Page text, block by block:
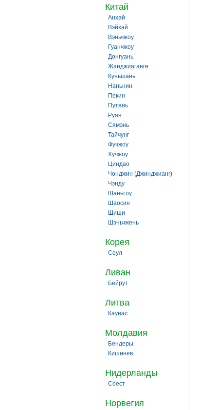
Китай
Анхай
Вэйхай
Вэньчжоу
Гуанчжоу
Донгуань
Жанджиаганге
Куньшань
Наньнин
Пекин
Путянь
Руян
Сямэнь
Тайчунг
Фучжоу
Хучжоу
Циндао
Чонджин (Джинджианг)
Чэнду
Шаньтоу
Шаосин
Шиши
Шэньчжень
Корея
Сеул
Ливан
Бейрут
Литва
Каунас
Молдавия
Бендеры
Кишинев
Нидерланды
Соест
Норвегия